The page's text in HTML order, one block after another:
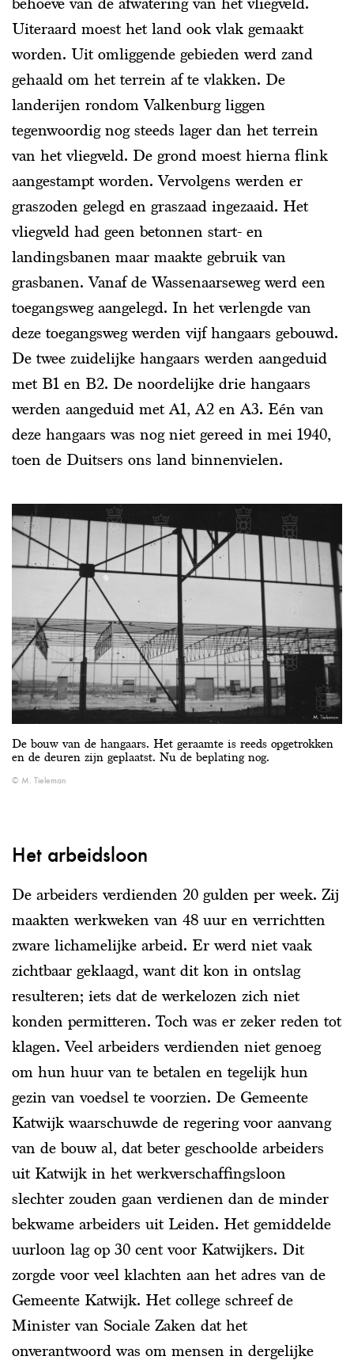
Uiteraard moest het land ook vlak gemaakt
worden. Uit omliggende gebieden werd zand
gehaald om het terrein af te vlakken. De
landerijen rondom Valkenburg liggen
tegenwoordig nog steeds lager dan het terrein
van het vliegveld. De grond moest hierna flink
aangestampt worden. Vervolgens werden er
graszoden gelegd en graszaad ingezaaid. Het
vliegveld had geen betonnen start- en
landingsbanen maar maakte gebruik van
grasbanen. Vanaf de Wassenaarseweg werd een
toegangsweg aangelegd. In het verlengde van
deze toegangsweg werden vijf hangaars gebouwd.
De twee zuidelijke hangaars werden aangeduid
met B1 en B2. De noordelijke drie hangaars
werden aangeduid met A1, A2 en A3. Eén van
deze hangaars was nog niet gereed in mei 1940,
toen de Duitsers ons land binnenvielen.
De bouw van de hangaars. Het geraamte is reeds opgetrokken
en de deuren zijn geplaatst. Nu de beplating nog.
M. Tieleman
Het arbeidsloon
De arbeiders verdienden 20 gulden per week. Zij
maakten werkweken van 48 uur en verrichtten
zware lichamelijke arbeid. Er werd niet vaak
zichtbaar geklaagd, want dit kon in ontslag
resulteren; iets dat de werkelozen zich niet
konden permitteren. Toch was er zeker reden tot
klagen. Veel arbeiders verdienden niet genoeg
om hun huur van te betalen en tegelijk hun
gezin van voedsel te voorzien. De Gemeente
Katwijk waarschuwde de regering voor aanvang
van de bouw al, dat beter geschoolde arbeiders
uit Katwijk in het werkverschaffingsloon
slechter zouden gaan verdienen dan de minder
bekwame arbeiders uit Leiden. Het gemiddelde
uurloon lag op 30 cent voor Katwijkers. Dit
zorgde voor veel klachten aan het adres van de
Gemeente Katwijk. Het college schreef de
Minister van Sociale Zaken dat het
onverantwoord was om mensen in dergelijke